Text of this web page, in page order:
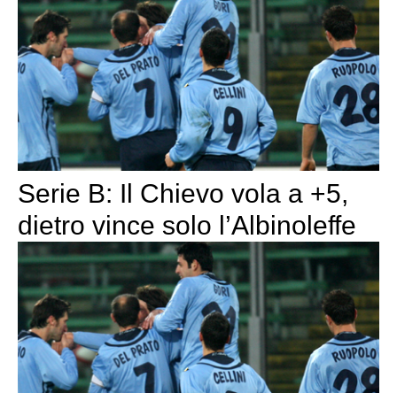
Serie B: Il Chievo vola a +5,
dietro vince solo l’Albinoleffe